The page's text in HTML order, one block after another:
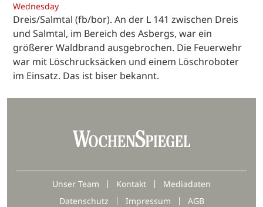
Wednesday
Dreis/Salmtal (fb/bor). An der L 141 zwischen Dreis
und Salmtal, im Bereich des Asbergs, war ein
größerer Waldbrand ausgebrochen. Die Feuerwehr
war mit Löschrucksäcken und einem Löschroboter
im Einsatz. Das ist biser bekannt.
Unser Team Kontakt
Mediadaten
Datenschutz
Impressum AGB